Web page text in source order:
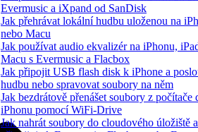
Evermusic a iXpand od SanDisk
Jak přehrávat lokální hudbu uloženou na
nebo Macu
Jak používat audio ekvalizér na iPhonu,
Macu s Evermusic a Flacbox
Jak připojit USB flash disk k iPhone a
hudbu nebo spravovat soubory na něm
Jak bezdrátově přenášet soubory z počítače
iPhonu pomocí WiFi-Drive
Jak nahrát soubory do cloudového úložiště a